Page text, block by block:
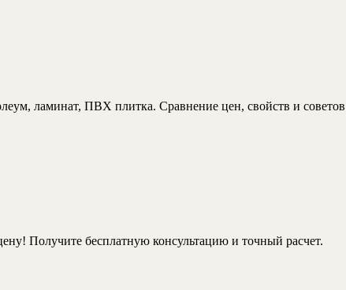
ламинат, ПВХ плитка. Сравнение цен, свойств и советов
Получите бесплатную консультацию и точный расчет.